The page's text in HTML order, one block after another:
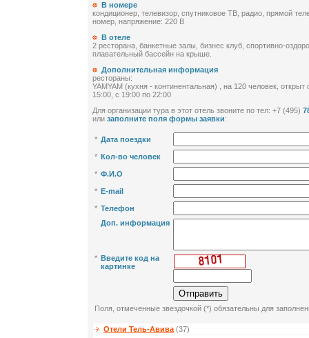
В номере
кондиционер, телевизор, спутниковое ТВ, радио, прямой
номер, напряжение: 220 В
В отеле
2 ресторана, банкетные залы, бизнес клуб, спортивно-
плавательный бассейн на крыше.
Дополнительная информация
рестораны:
YAMYAM (кухня - континентальная) , на 120 человек,
15:00, c 19:00 по 22:00
Для организации тура в этот отель звоните по тел: +7 (495)
или заполните поля формы заявки:
* Дата поездки
* Кол-во человек
* Ф.И.О
* E-mail
* Телефон
Доп. информация
* Введите код на
картинке
Поля, отмеченные звездочкой (*) обязательны для
Отели Тель-Авива(37)